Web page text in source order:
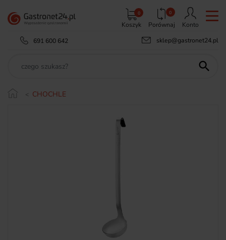
Koszyk
0 0
Porównaj
Konto
691 600 642
sklep@gastronet24.pl

CHOCHLE